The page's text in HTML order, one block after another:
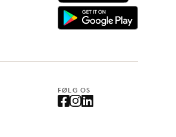
FØLG OS